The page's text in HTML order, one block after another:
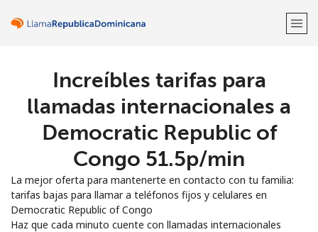
¡Bienvenido!
Regístrate con
Increíbles tarifas para
llamadas internacionales a
Democratic Republic of
Congo ⁦51.5p⁩/min
La mejor oferta para mantenerte en contacto con tu familia:
tarifas bajas para llamar a teléfonos fijos y celulares en
Democratic Republic of Congo
Haz que cada minuto cuente con llamadas internacionales